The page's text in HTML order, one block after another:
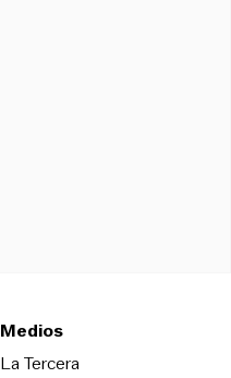
Medios
La TerceraOpens in new